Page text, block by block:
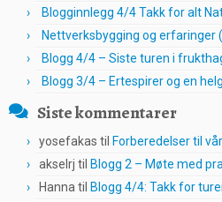
Blogginnlegg 4/4 Takk for alt
Nettverksbygging og erfaringer
Blogg 4/4 – Siste turen i
Blogg 3/4 – Ertespirer og en
Siste kommentarer
yosefakas til Forberedelser til
akselrj til Blogg 2 – Møte med
Hanna til Blogg 4/4: Takk for